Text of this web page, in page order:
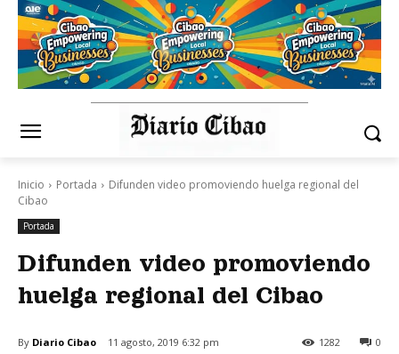
Inicio Portada
Difunden video promoviendo huelga regional del
Cibao
Portada
Difunden video promoviendo
huelga regional del Cibao
By Diario Cibao 11 agosto, 2019 6:32 pm 0
1282